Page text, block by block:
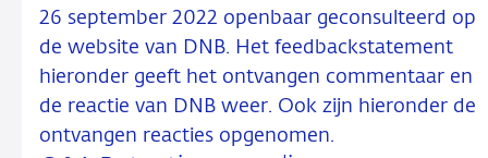
26 september 2022 openbaar geconsulteerd op
de website van DNB. Het feedbackstatement
hieronder geeft het ontvangen commentaar en
de reactie van DNB weer. Ook zijn hieronder de
ontvangen reacties opgenomen.